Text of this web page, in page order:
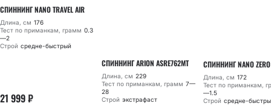
СПИННИНГ NANO TRAVEL AIR
Длина, см 176
Тест по приманкам, грамм 0.3
—2
Строй средне-быстрый
21 999₽
СПИННИНГ ARION ASRE762MT
Длина, см 229
Тест по приманкам, грамм 7—
28
Строй экстрафаст
СПИННИНГ NANO ZERO
Длина, см 172
Тест по приманкам,
—1.5
Строй средне-